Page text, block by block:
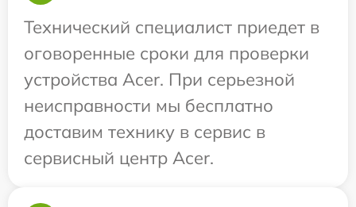
Технический специалист приедет в
оговоренные сроки для проверки
устройства Acer. При серьезной
неисправности мы бесплатно
доставим технику в сервис в
сервисный центр Acer.